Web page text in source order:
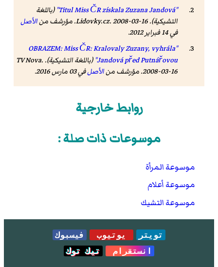
"Titul Miss ČR získala Zuzana Jandová"
(باللغة
التشيكية). Lidovky.cz. 2008-03-16. مؤرشف من
الأصل
في 14 فبراير 2012
.
"OBRAZEM: Miss ČR: Kralovaly Zuzany, vyhrála
Jandová před Putnářovou"
(باللغة التشيكية). TV Nova.
2008-03-16. مؤرشف من
الأصلفي 03 مارس 2016 .
روابط خارجية
موسوعات ذات صلة :
موسوعة المرأة
موسوعة أعلام
موسوعة التشيك
تويتر يوتيوب
فيسبوك
انستقرام
تيك توك